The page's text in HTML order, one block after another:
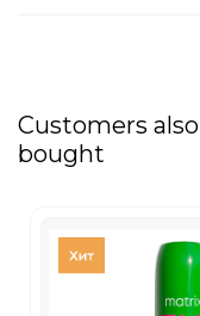
Customers also
bought